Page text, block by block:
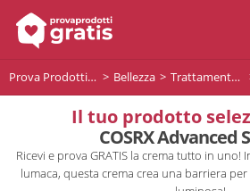
Prova Prodotti Gratis Bellezza Trattamento viso
Il tuo prodotto
COSRX Advanced
Ricevi e prova GRATIS la crema tutto in uno!
lumaca, questa crema crea una barriera